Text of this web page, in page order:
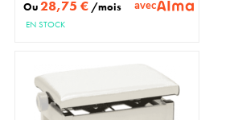
Ou28,75 € /mois avec
EN STOCK